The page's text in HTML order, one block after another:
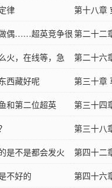
律
第十八章
偶……超英竞争很第二十二
火，在线等，急 第二十六
西藏好呢 第三十章
和第二位超英
第三十四
第三十八
是不是都会发火
第四十二
不好的
第四十六